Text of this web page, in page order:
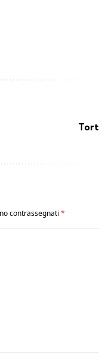
contrassegnati *